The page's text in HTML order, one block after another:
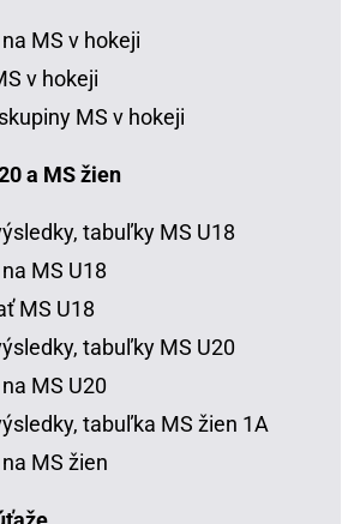
MS v hokeji
v hokeji
MS v hokeji
a MS žien
tabuľky MS U18
MS U18
MS U18
tabuľky MS U20
MS U20
tabuľka MS žien 1A
MS žien